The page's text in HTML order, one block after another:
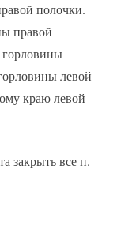
полочки.
правой
левой
краю левой
закрыть все п.